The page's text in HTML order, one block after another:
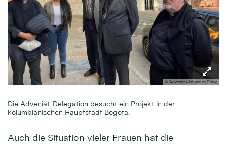
© Adveniat/Johannes Duwe
Die Adveniat-Delegation besucht ein Projekt in der
kolumbianischen Hauptstadt Bogota.
Auch die Situation vieler Frauen hat die